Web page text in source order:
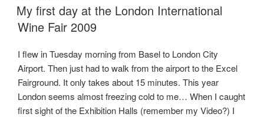
2009
My
ON
My first day at the London International
Wine Fair 2009
I flew in Tuesday morning from Basel to London City
Airport. Then just had to walk from the airport to the Excel
Fairground. It only takes about 15 minutes. This year
London seems almost freezing cold to me… When I caught
first sight of the Exhibition Halls (remember my Video?) I